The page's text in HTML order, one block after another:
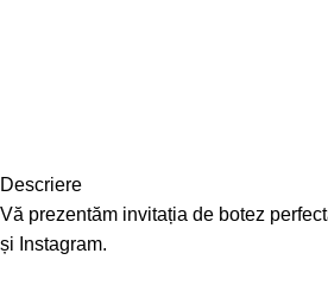
Descriere
Vă prezentăm invitația de botez
și Instagram.